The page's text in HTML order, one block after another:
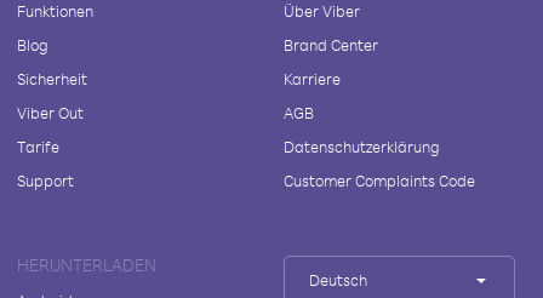
Funktionen
Blog
Sicherheit
Viber Out
Tarife
Support
Über Viber
Brand Center
Karriere
AGB
Datenschutzerklärung
Customer Complaints Code
HERUNTERLADEN
Deutsch